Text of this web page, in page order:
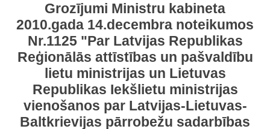
Grozījumi Ministru kabineta
2010.gada 14.decembra noteikumos
Nr.1125 "Par Latvijas Republikas
Reģionālās attīstības un pašvaldību
lietu ministrijas un Lietuvas
Republikas Iekšlietu ministrijas
vienošanos par Latvijas-Lietuvas-
Baltkrievijas pārrobežu sadarbības